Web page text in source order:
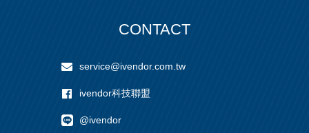
CONTACT
service@ivendor.com.tw
ivendor科技聯盟
@ivendor